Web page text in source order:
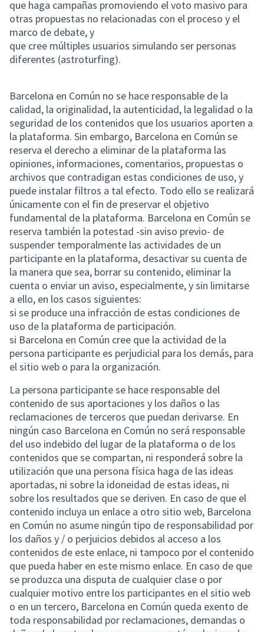
que haga campañas promoviendo el voto masivo para
otras propuestas no relacionadas con el proceso y el
marco de debate, y
que cree múltiples usuarios simulando ser personas
diferentes (astroturfing).
Barcelona en Común no se hace responsable de la
calidad, la originalidad, la autenticidad, la legalidad o la
seguridad de los contenidos que los usuarios aporten a
la plataforma. Sin embargo, Barcelona en Común se
reserva el derecho a eliminar de la plataforma las
opiniones, informaciones, comentarios, propuestas o
archivos que contradigan estas condiciones de uso, y
puede instalar filtros a tal efecto. Todo ello se realizará
únicamente con el fin de preservar el objetivo
fundamental de la plataforma. Barcelona en Común se
reserva también la potestad -sin aviso previo- de
suspender temporalmente las actividades de un
participante en la plataforma, desactivar su cuenta de
la manera que sea, borrar su contenido, eliminar la
cuenta o enviar un aviso, especialmente, y sin limitarse
a ello, en los casos siguientes:
si se produce una infracción de estas condiciones de
uso de la plataforma de participación.
si Barcelona en Común cree que la actividad de la
persona participante es perjudicial para los demás, para
el sitio web o para la organización.
La persona participante se hace responsable del
contenido de sus aportaciones y los daños o las
reclamaciones de terceros que puedan derivarse. En
ningún caso Barcelona en Común no será responsable
del uso indebido del lugar de la plataforma o de los
contenidos que se compartan, ni responderá sobre la
utilización que una persona física haga de las ideas
aportadas, ni sobre la idoneidad de estas ideas, ni
sobre los resultados que se deriven. En caso de que el
contenido incluya un enlace a otro sitio web, Barcelona
en Común no asume ningún tipo de responsabilidad por
los daños y / o perjuicios debidos al acceso a los
contenidos de este enlace, ni tampoco por el contenido
que pueda haber en este mismo enlace. En caso de que
se produzca una disputa de cualquier clase o por
cualquier motivo entre los participantes en el sitio web
o en un tercero, Barcelona en Común queda exento de
toda responsabilidad por reclamaciones, demandas o